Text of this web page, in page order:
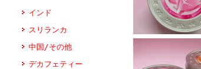
インド
スリランカ
中国/その他
デカフェティー